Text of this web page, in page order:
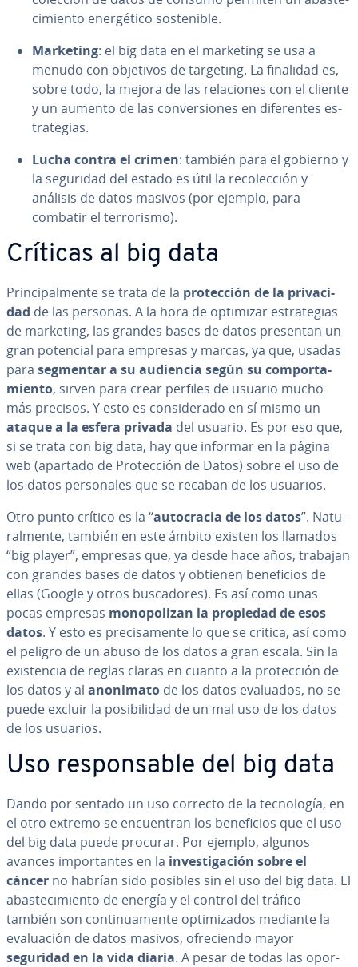
ci­mie­n­to ene­r­gé­ti­co so­s­te­ni­ble.
Marketing: el big data en el marketing se usa a
menudo con objetivos de targeting. La finalidad es,
sobre todo, la mejora de las re­la­cio­nes con el cliente
y un aumento de las co­n­ve­r­sio­nes en di­fe­re­n­tes es­
tra­te­gias.
Lucha contra el crimen: también para el gobierno y
la seguridad del estado es útil la re­co­le­c­ción y
análisis de datos masivos (por ejemplo, para
combatir el te­rro­ri­s­mo).
Críticas al big data
Pri­n­ci­pa­l­me­n­te se trata de la pro­te­c­ción de la pri­va­ci­
dad de las personas. A la hora de optimizar es­tra­te­gias
de marketing, las grandes bases de datos presentan un
gran potencial para empresas y marcas, ya que, usadas
para segmentar a su audiencia según su co­m­po­r­ta­
mie­n­to, sirven para crear perfiles de usuario mucho
más precisos. Y esto es co­n­si­de­ra­do en sí mismo un
ataque a la esfera privada del usuario. Es por eso que,
si se trata con big data, hay que informar en la página
web (apartado de Pro­te­c­ción de Datos) sobre el uso de
los datos pe­r­so­na­les que se recaban de los usuarios.
Otro punto crítico es la “au­to­cra­cia de los datos”. Na­tu­
ra­l­me­n­te, también en este ámbito existen los llamados
“big player”, empresas que, ya desde hace años, trabajan
con grandes bases de datos y obtienen be­ne­fi­cios de
ellas (Google y otros bu­s­ca­do­res). Es así como unas
pocas empresas mo­no­po­li­zan la propiedad de esos
datos. Y esto es pre­ci­sa­me­n­te lo que se critica, así como
el peligro de un abuso de los datos a gran escala. Sin la
exi­s­te­n­cia de reglas claras en cuanto a la pro­te­c­ción de
los datos y al anonimato de los datos evaluados, no se
puede excluir la po­si­bi­li­dad de un mal uso de los datos
de los usuarios.
Uso re­s­po­n­sa­ble del big data
Dando por sentado un uso correcto de la te­c­no­lo­gía, en
el otro extremo se en­cue­n­tran los be­ne­fi­cios que el uso
del big data puede procurar. Por ejemplo, algunos
avances im­po­r­ta­n­tes en la in­ve­s­ti­ga­ción sobre el
cáncer no habrían sido posibles sin el uso del big data. El
aba­s­te­ci­mie­n­to de energía y el control del tráfico
también son co­n­ti­nua­me­n­te op­ti­mi­za­dos mediante la
eva­lua­ción de datos masivos, ofre­cie­n­do mayor
seguridad en la vida diaria. A pesar de todas las opo­r­